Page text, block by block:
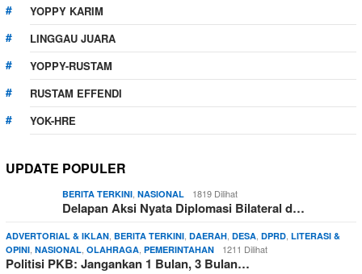
YOPPY KARIM
LINGGAU JUARA
YOPPY-RUSTAM
RUSTAM EFFENDI
YOK-HRE
UPDATE POPULER
BERITA TERKINI, NASIONAL 1819 Dilihat
Delapan Aksi Nyata Diplomasi Bilateral d…
ADVERTORIAL & IKLAN, BERITA TERKINI, DAERAH, DESA, DPRD, LITERASI &
OPINI, NASIONAL, OLAHRAGA, PEMERINTAHAN 1211 Dilihat
Politisi PKB: Jangankan 1 Bulan, 3 Bulan…